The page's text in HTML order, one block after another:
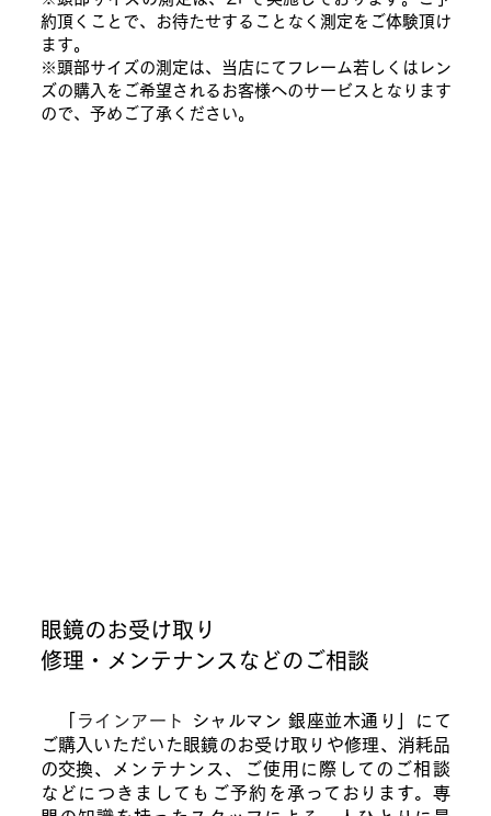
約頂くことで、お待たせすることなく測定をご体験頂け
ます。
※頭部サイズの測定は、当店にてフレーム若しくはレン
ズの購入をご希望されるお客様へのサービスとなります
ので、予めご了承ください。
眼鏡のお受け取り
修理・メンテナンスなどのご相談
「 ラインアート
シャルマン 銀座並木通り」にて
ご購入いただいた眼鏡のお受け取りや修理、消耗品
の交換、
メンテナンス、ご使用に際してのご相談
などにつきましてもご予約を承っております。 専